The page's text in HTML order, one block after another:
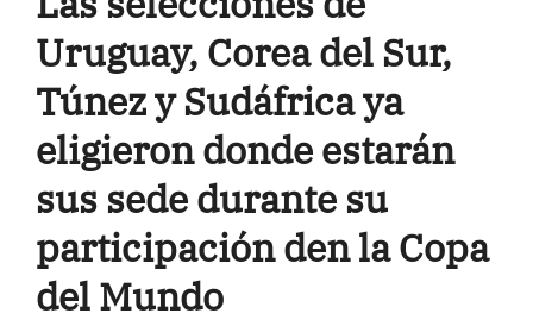
Uruguay, Corea del Sur,
Túnez y Sudáfrica ya
eligieron donde estarán
sus sede durante su
participación den la Copa
del Mundo